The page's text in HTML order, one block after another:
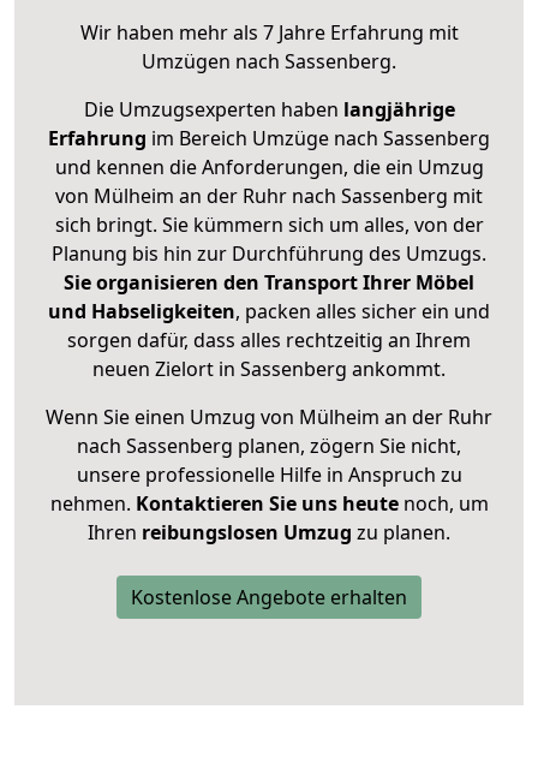
Wir haben mehr als 7 Jahre Erfahrung mit
Umzügen nach Sassenberg.
Die Umzugsexperten haben langjährige
Erfahrung im Bereich Umzüge nach Sassenberg
und kennen die Anforderungen, die ein Umzug
von Mülheim an der Ruhr nach Sassenberg mit
sich bringt. Sie kümmern sich um alles, von der
Planung bis hin zur Durchführung des Umzugs.
Sie organisieren den Transport Ihrer Möbel
und Habseligkeiten, packen alles sicher ein und
sorgen dafür, dass alles rechtzeitig an Ihrem
neuen Zielort in Sassenberg ankommt.
Wenn Sie einen Umzug von Mülheim an der Ruhr
nach Sassenberg planen, zögern Sie nicht,
unsere professionelle Hilfe in Anspruch zu
nehmen. Kontaktieren Sie uns heutenoch, um
Ihren reibungslosen Umzug zu planen.
Kostenlose Angebote erhalten